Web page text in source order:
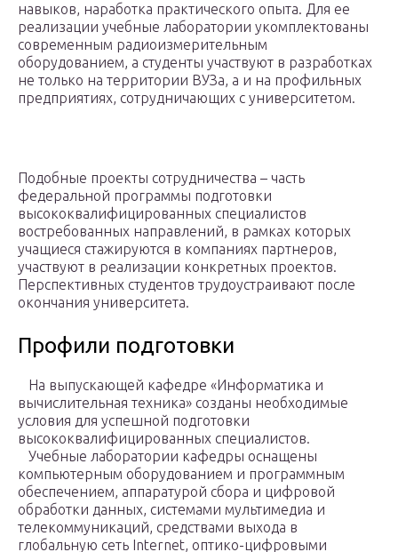
навыков, наработка практического опыта. Для ее
реализации учебные лаборатории укомплектованы
современным радиоизмерительным
оборудованием, а студенты участвуют в разработках
не только на территории ВУЗа, а и на профильных
предприятиях, сотрудничающих с университетом.
Подобные проекты сотрудничества – часть
федеральной программы подготовки
высококвалифицированных специалистов
востребованных направлений, в рамках которых
учащиеся стажируются в компаниях партнеров,
участвуют в реализации конкретных проектов.
Перспективных студентов трудоустраивают после
окончания университета.
Профили подготовки
На выпускающей кафедре «Информатика и
вычислительная техника» созданы необходимые
условия для успешной подготовки
высококвалифицированных специалистов.
Учебные лаборатории кафедры оснащены
компьютерным оборудованием и программным
обеспечением, аппаратурой сбора и цифровой
обработки данных, системами мультимедиа и
телекоммуникаций, средствами выхода в
глобальную сеть Internet, оптико-цифровыми